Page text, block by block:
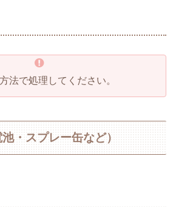
法で処理してください。
・スプレー缶など）